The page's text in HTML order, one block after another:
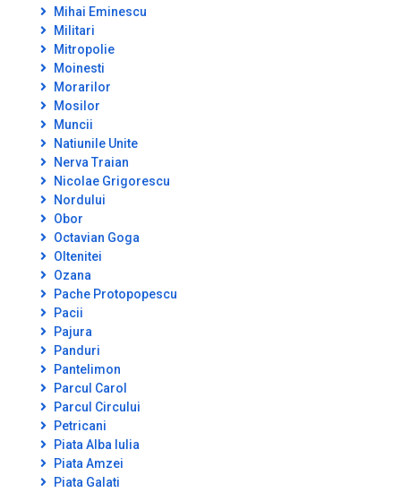
Mihai Eminescu
Militari
Mitropolie
Moinesti
Morarilor
Mosilor
Muncii
Natiunile Unite
Nerva Traian
Nicolae Grigorescu
Nordului
Obor
Octavian Goga
Oltenitei
Ozana
Pache Protopopescu
Pacii
Pajura
Panduri
Pantelimon
Parcul Carol
Parcul Circului
Petricani
Piata Alba Iulia
Piata Amzei
Piata Galati